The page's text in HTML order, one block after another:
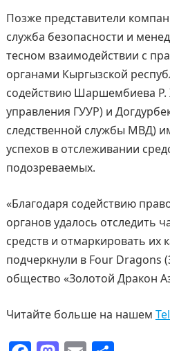
Позже представители
служба безопасности и
тесном взаимодействии с
органами Кыргызской
содействию Шаршембиева Р.
управления ГУУР) и
следственной службы МВД)
успехов в отслеживании
подозреваемых.
«Благодаря содействию
органов удалось отследить
средств и отмаркировать их
подчеркнули в Four Dragons
общество «Золотой Дракон
Читайте больше на нашем